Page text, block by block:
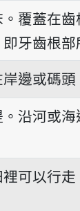
覆蓋在
牙齒根部
邊或碼頭
沿河或
可以行